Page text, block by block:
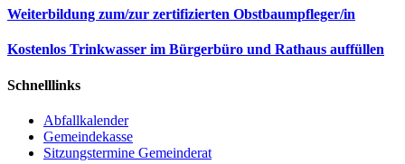
Weiterbildung zum/zur zertifizierten Obstbaumpfleger/in
Kostenlos Trinkwasser im Bürgerbüro und Rathaus auffüllen
Schnelllinks
Abfallkalender
Gemeindekasse
Sitzungstermine Gemeinderat